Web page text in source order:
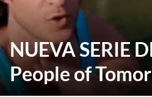
NUEVA SERIE
People of